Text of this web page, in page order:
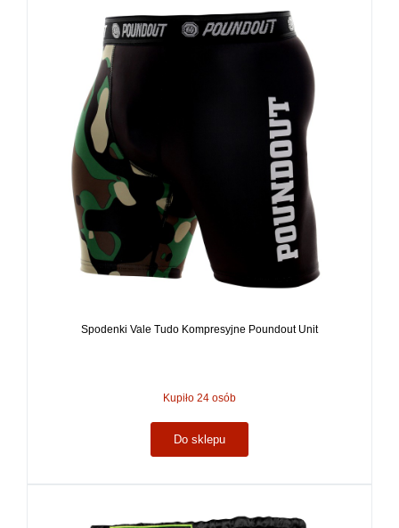
Spodenki Vale Tudo Kompresyjne Poundout Unit
Kupiło 24 osób
Do sklepu